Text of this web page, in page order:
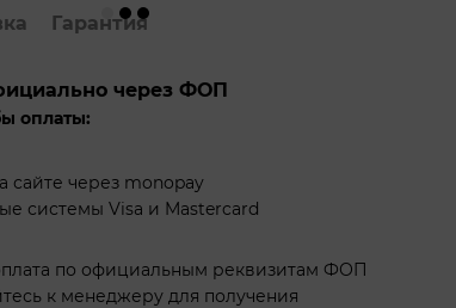
Гарантия
через ФОП
оплаты:
сайте через monopay
системы Visa и Mastercard
по официальным реквизитам ФОП
к менеджеру для получения